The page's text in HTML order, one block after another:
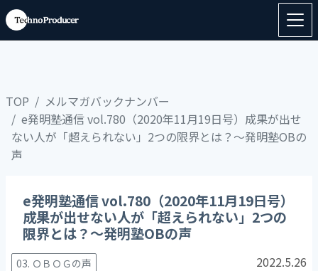
TOP
メルマガバックナンバー
e発明塾通信 vol.780（2020年11月19日号）成果が出せ
ない人が「超えられない」2つの限界とは？～発明塾OBの
声
e発明塾通信 vol.780（2020年11月19日号）
成果が出せない人が「超えられない」2つの
限界とは？～発明塾OBの声
03. ＯＢＯＧの声 2022.5.26